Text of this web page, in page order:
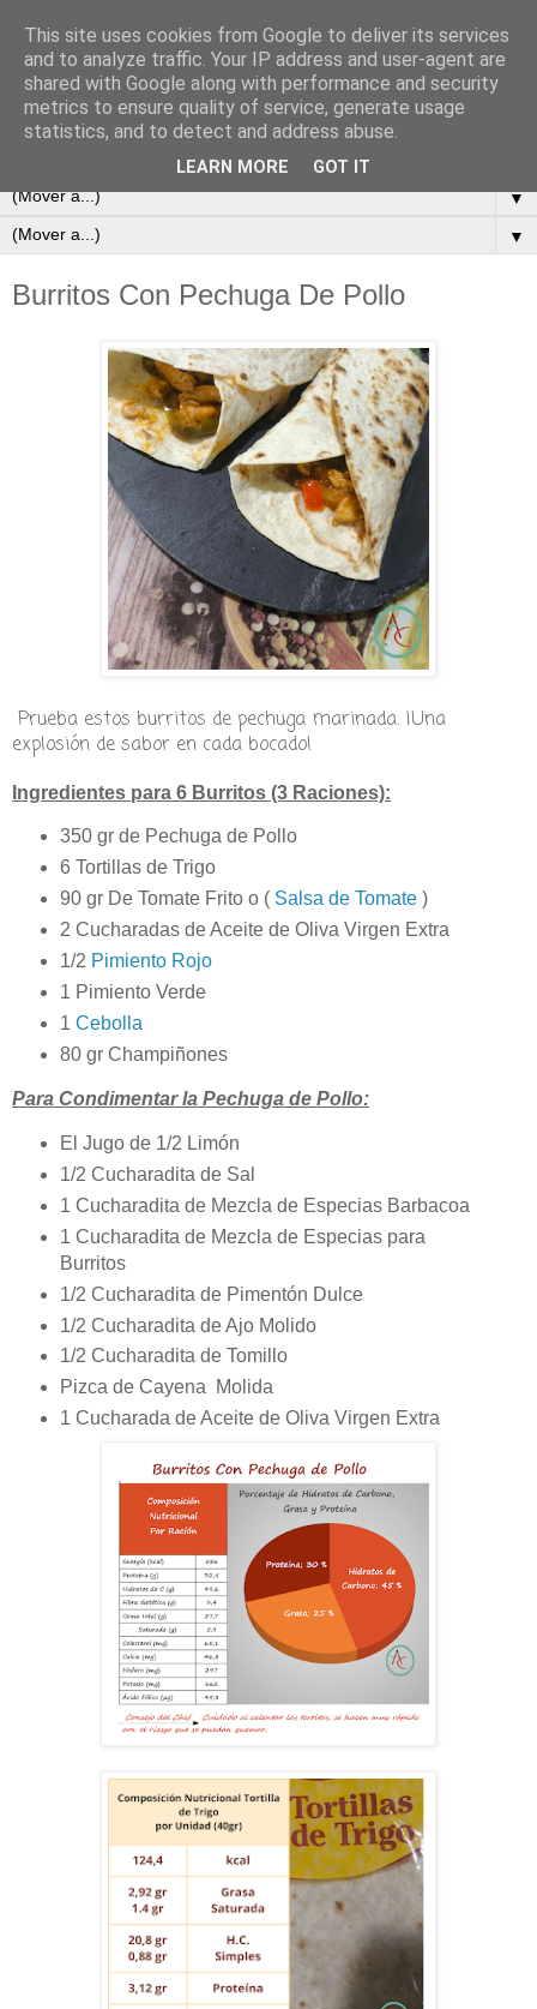
▼
▼
Burritos Con Pechuga De Pollo
Prueba estos burritos de pechuga marinada. ¡Una
explosión de sabor en cada bocado!
Ingredientes para 6 Burritos (3 Raciones):
350 gr de Pechuga de Pollo
6 Tortillas de Trigo
90 gr De Tomate Frito o ( Salsa de Tomate)
2 Cucharadas de Aceite de Oliva Virgen Extra
1/2 Pimiento Rojo
1 Pimiento Verde
1 Cebolla
80 gr Champiñones
Para Condimentar la Pechuga de Pollo:
El Jugo de 1/2 Limón
1/2 Cucharadita de Sal
1 Cucharadita de Mezcla de Especias Barbacoa
1 Cucharadita de Mezcla de Especias para
Burritos
1/2 Cucharadita de Pimentón Dulce
1/2 Cucharadita de Ajo Molido
1/2 Cucharadita de Tomillo
Pizca de Cayena Molida
1 Cucharada de Aceite de Oliva Virgen Extra
This site uses cookies from Google to deliver its services
and to analyze traffic. Your IP address and user-agent are
shared with Google along with performance and security
metrics to ensure quality of service, generate usage
statistics, and to detect and address abuse.
LEARN MORE GOT IT